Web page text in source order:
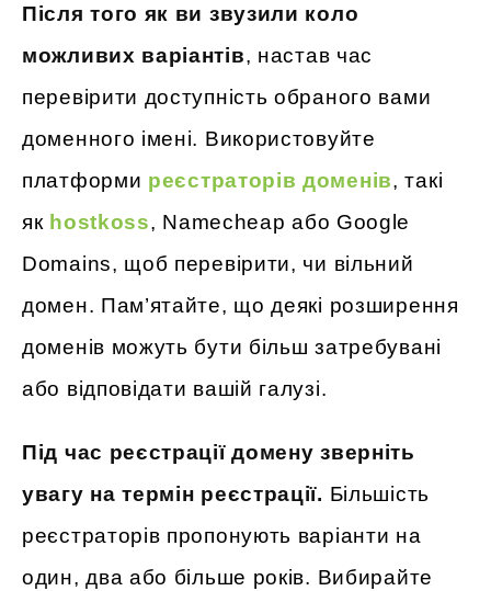
Після того як ви звузили коло
можливих варіантів, настав час
перевірити доступність обраного вами
доменного імені. Використовуйте
платформи реєстраторів доменів, такі
як hostkoss, Namecheap або Google
Domains, щоб перевірити, чи вільний
домен. Пам’ятайте, що деякі розширення
доменів можуть бути більш затребувані
або відповідати вашій галузі.
Під час реєстрації домену зверніть
увагу на термін реєстрації. Більшість
реєстраторів пропонують варіанти на
один, два або більше років. Вибирайте